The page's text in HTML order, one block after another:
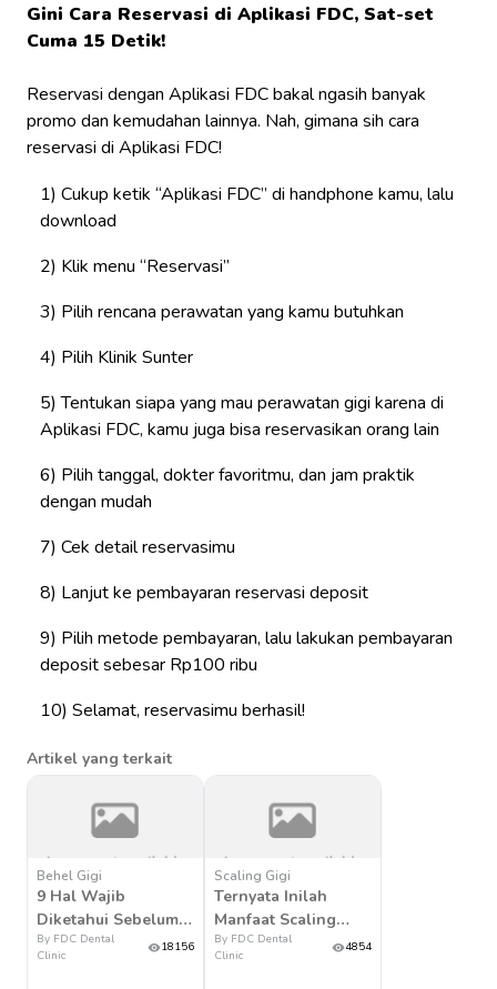
Gini Cara Reservasi di Aplikasi FDC, Sat-set
Cuma 15 Detik!
Reservasi dengan Aplikasi FDC bakal ngasih banyak
promo dan kemudahan lainnya. Nah, gimana sih cara
reservasi di Aplikasi FDC!
Cukup ketik “Aplikasi FDC” di handphone kamu, lalu
download
Klik menu “Reservasi”
Pilih rencana perawatan yang kamu butuhkan
Pilih Klinik Sunter
Tentukan siapa yang mau perawatan gigi karena di
Aplikasi FDC, kamu juga bisa reservasikan orang lain
Pilih tanggal, dokter favoritmu, dan jam praktik
dengan mudah
Cek detail reservasimu
Lanjut ke pembayaran reservasi deposit
Pilih metode pembayaran, lalu lakukan pembayaran
deposit sebesar Rp100 ribu
Selamat, reservasimu berhasil!
Artikel yang terkait
Behel Gigi
9 Hal Wajib
Diketahui Sebelum
Pasang Behel Gigi
By FDC Dental
Clinic
18156
Scaling Gigi
Ternyata Inilah
Manfaat Scaling
Yang Jarang
Diketahui Banyak
By FDC Dental
Clinic
4854